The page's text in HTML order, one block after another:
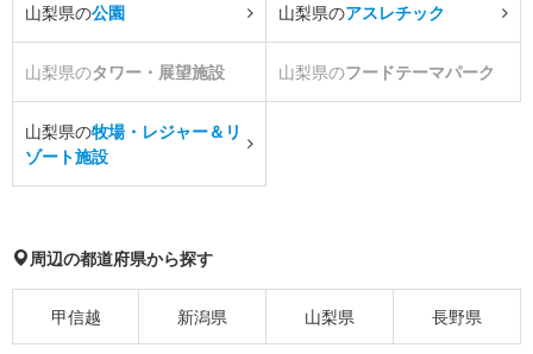
山梨県の公園 山梨県のアスレチック
山梨県のタワー・展望施設 山梨県のフードテーマパーク
山梨県の牧場・レジャー＆リ
ゾート施設
周辺の都道府県から探す
甲信越 新潟県 山梨県 長野県